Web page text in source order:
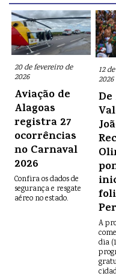
20 de fevereiro de
2026
Aviação de
Alagoas
registra 27
ocorrências
no Carnaval
2026
Confira os dados de
segurança e resgate
aéreo no estado.
12
2026
A
dia